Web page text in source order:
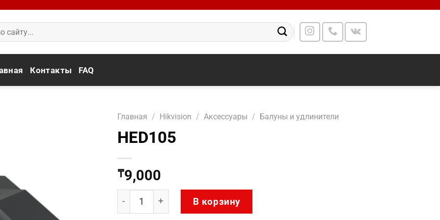
Контакты FAQ
Главная / Hikvision / Аксесcуары / Балуны и удлинители
HED105
₸9,000
Количество товара HED105
В корзину